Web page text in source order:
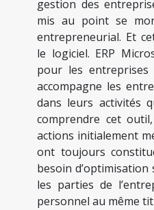
gestion des
mis au point se
entrepreneurial. Et
le logiciel. ERP
pour les
accompagne les
dans leurs activités
comprendre cet
actions initialement
ont toujours
besoin
les parties de
personnel au même